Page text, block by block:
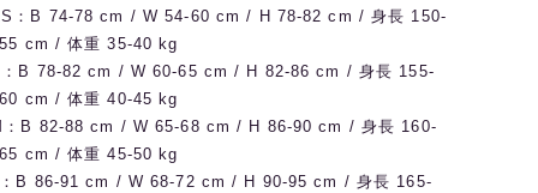
：B 74-78 cm / W 54-60 cm / H 78-82 cm / 身長 150-
cm / 体重 35-40 kg
B 78-82 cm / W 60-65 cm / H 82-86 cm / 身長 155-
cm / 体重 40-45 kg
：B 82-88 cm / W 65-68 cm / H 86-90 cm / 身長 160-
cm / 体重 45-50 kg
B 86-91 cm / W 68-72 cm / H 90-95 cm / 身長 165-